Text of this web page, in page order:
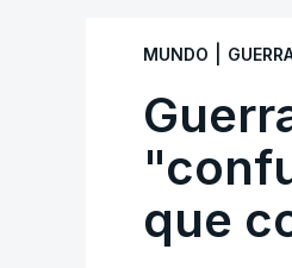
MUNDO
que